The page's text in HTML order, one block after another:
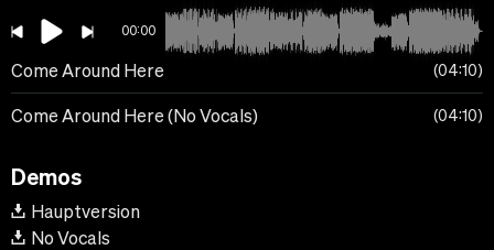
00:00
Come Around Here 04:10
Come Around Here (No Vocals) 04:10
Demos
Hauptversion
No Vocals